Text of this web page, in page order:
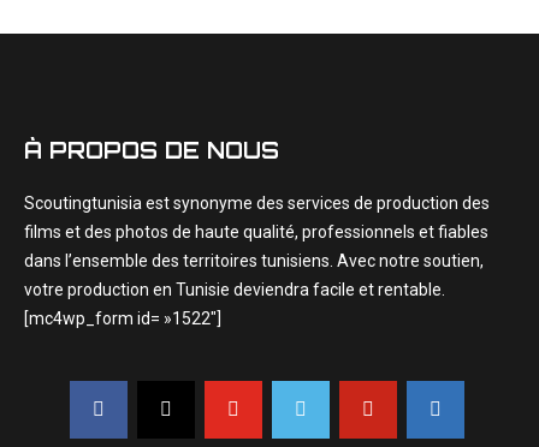
À PROPOS DE NOUS
Scoutingtunisia est synonyme des services de production des
films et des photos de haute qualité, professionnels et fiables
dans l’ensemble des territoires tunisiens. Avec notre soutien,
votre production en Tunisie deviendra facile et rentable.
[mc4wp_form id= »1522″]